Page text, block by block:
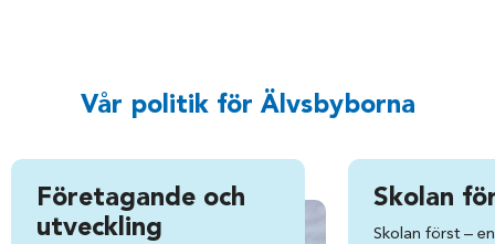
Vår politik för Älvsbyborna
Företagande och
utveckling
Skolan
Skolan först –